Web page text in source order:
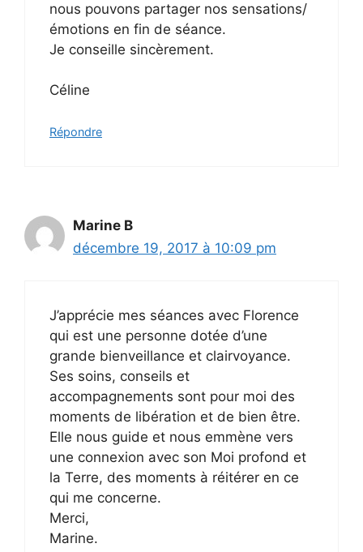
nous pouvons partager nos sensations/
émotions en fin de séance.
Je conseille sincèrement.
Céline
Répondre
Marine B
décembre 19, 2017 à 10:09 pm
J’apprécie mes séances avec Florence
qui est une personne dotée d’une
grande bienveillance et clairvoyance.
Ses soins, conseils et
accompagnements sont pour moi des
moments de libération et de bien être.
Elle nous guide et nous emmène vers
une connexion avec son Moi profond et
la Terre, des moments à réitérer en ce
qui me concerne.
Merci,
Marine.